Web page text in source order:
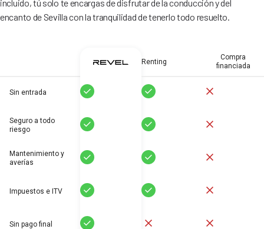
incluido, tú solo te encargas de disfrutar de la conducción y del
encanto de Sevilla con la tranquilidad de tenerlo todo resuelto.
Renting
Compra
financiada
Sin entrada Sí Sí
Seguro a todo
riesgo
Sí Sí
Mantenimiento y
averías
Sí Sí
Impuestos e ITV Sí Sí
Sin pago final Sí